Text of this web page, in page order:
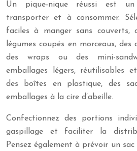
Un pique-nique réussi est
transporter et à consommer.
faciles à manger sans couverts,
légumes coupés en morceaux, des
des wraps ou des mini-
emballages légers, réutilisables
des boîtes en plastique, des
emballages à la cire d’abeille.
Confectionnez des portions
gaspillage et faciliter la
Pensez également à prévoir un